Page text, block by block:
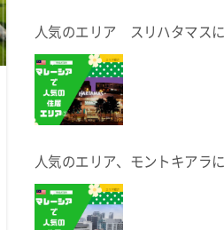
人気のエリア スリハタマスに
人気のエリア、モントキアラ